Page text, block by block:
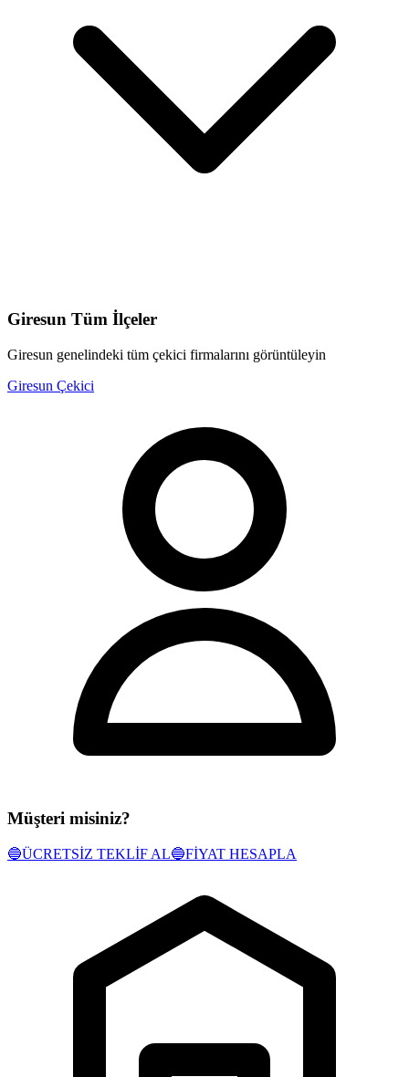
Giresun Tüm İlçeler
Giresun genelindeki tüm çekici firmalarını görüntüleyin
Giresun Çekici
Müşteri misiniz?
🔵ÜCRETSİZ TEKLİF AL🔵FİYAT HESAPLA